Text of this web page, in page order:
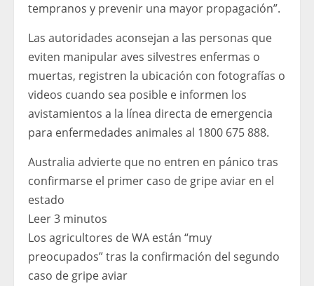
tempranos y prevenir una mayor propagación”.
Las autoridades aconsejan a las personas que
eviten manipular aves silvestres enfermas o
muertas, registren la ubicación con fotografías o
videos cuando sea posible e informen los
avistamientos a la línea directa de emergencia
para enfermedades animales al 1800 675 888.
Australia advierte que no entren en pánico tras
confirmarse el primer caso de gripe aviar en el
estado
Leer 3 minutos
Los agricultores de WA están “muy
preocupados” tras la confirmación del segundo
caso de gripe aviar